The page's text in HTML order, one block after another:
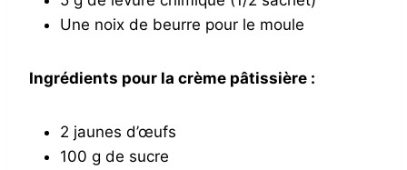
Une noix de beurre pour le moule
Ingrédients pour la crème pâtissière :
2 jaunes d’œufs
100 g de sucre